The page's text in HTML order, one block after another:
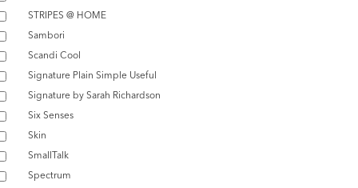
STRIPES @ HOME
Sambori
Scandi Cool
Signature Plain Simple Useful
Signature by Sarah Richardson
Six Senses
Skin
SmallTalk
Spectrum